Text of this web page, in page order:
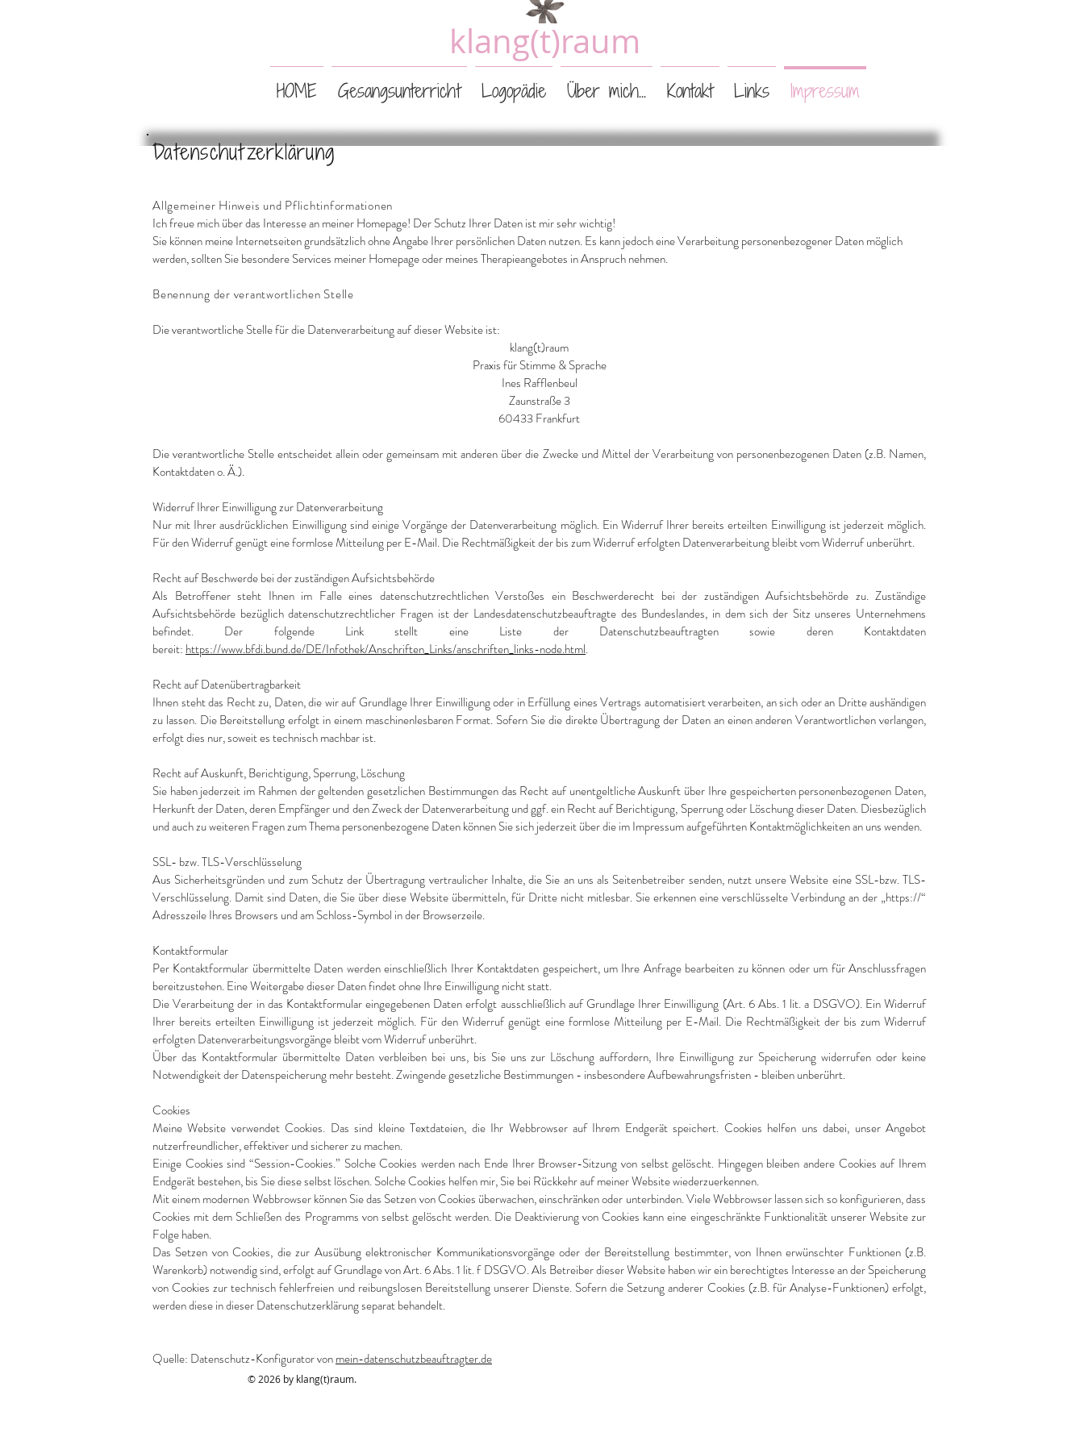
klang(t)raum
HOME Gesangsunterricht Logopädie Über mich... Kontakt Links Impressum
Datenschutzerklärung
Allgemeiner Hinweis und Pflichtinformationen
Ich freue mich über das Interesse an meiner Homepage! Der Schutz Ihrer Daten ist mir sehr wichtig!
Sie können meine Internetseiten grundsätzlich ohne Angabe Ihrer persönlichen Daten nutzen. Es kann jedoch eine Verarbeitung personenbezogener Daten möglich
werden, sollten Sie besondere Services meiner Homepage oder meines Therapieangebotes in Anspruch nehmen.
Benennung der verantwortlichen Stelle
Die verantwortliche Stelle für die Datenverarbeitung auf dieser Website ist:
klang(t)raum
Praxis für Stimme & Sprache
Ines Rafflenbeul
Zaunstraße 3
60433 Frankfurt
Die verantwortliche Stelle entscheidet allein oder gemeinsam mit anderen über die Zwecke und Mittel der Verarbeitung von personenbezogenen Daten (z.B. Namen,
Kontaktdaten o. Ä.).
Widerruf Ihrer Einwilligung zur Datenverarbeitung
Nur mit Ihrer ausdrücklichen Einwilligung sind einige Vorgänge der Datenverarbeitung möglich. Ein Widerruf Ihrer bereits erteilten Einwilligung ist jederzeit möglich.
Für den Widerruf genügt eine formlose Mitteilung per E-Mail. Die Rechtmäßigkeit der bis zum Widerruf erfolgten Datenverarbeitung bleibt vom Widerruf unberührt.
Recht auf Beschwerde bei der zuständigen Aufsichtsbehörde
Als Betroffener steht Ihnen im Falle eines datenschutzrechtlichen Verstoßes ein Beschwerderecht bei der zuständigen Aufsichtsbehörde zu. Zuständige
Aufsichtsbehörde bezüglich datenschutzrechtlicher Fragen ist der Landesdatenschutzbeauftragte des Bundeslandes, in dem sich der Sitz unseres Unternehmens
befindet. Der folgende Link stellt eine Liste der Datenschutzbeauftragten sowie deren Kontaktdaten
bereit: https://www.bfdi.bund.de/DE/Infothek/Anschriften_Links/anschriften_links-node.html.
Recht auf Datenübertragbarkeit
Ihnen steht das Recht zu, Daten, die wir auf Grundlage Ihrer Einwilligung oder in Erfüllung eines Vertrags automatisiert verarbeiten, an sich oder an Dritte aushändigen
zu lassen. Die Bereitstellung erfolgt in einem maschinenlesbaren Format. Sofern Sie die direkte Übertragung der Daten an einen anderen Verantwortlichen verlangen,
erfolgt dies nur, soweit es technisch machbar ist.
Recht auf Auskunft, Berichtigung, Sperrung, Löschung
Sie haben jederzeit im Rahmen der geltenden gesetzlichen Bestimmungen das Recht auf unentgeltliche Auskunft über Ihre gespeicherten personenbezogenen Daten,
Herkunft der Daten, deren Empfänger und den Zweck der Datenverarbeitung und ggf. ein Recht auf Berichtigung, Sperrung oder Löschung dieser Daten. Diesbezüglich
und auch zu weiteren Fragen zum Thema personenbezogene Daten können Sie sich jederzeit über die im Impressum aufgeführten Kontaktmöglichkeiten an uns wenden.
SSL- bzw. TLS-Verschlüsselung
Aus Sicherheitsgründen und zum Schutz der Übertragung vertraulicher Inhalte, die Sie an uns als Seitenbetreiber senden, nutzt unsere Website eine SSL-bzw. TLS-
Verschlüsselung. Damit sind Daten, die Sie über diese Website übermitteln, für Dritte nicht mitlesbar. Sie erkennen eine verschlüsselte Verbindung an der „https://“
Adresszeile Ihres Browsers und am Schloss-Symbol in der Browserzeile.
Kontaktformular
Per Kontaktformular übermittelte Daten werden einschließlich Ihrer Kontaktdaten gespeichert, um Ihre Anfrage bearbeiten zu können oder um für Anschlussfragen
bereitzustehen. Eine Weitergabe dieser Daten findet ohne Ihre Einwilligung nicht statt.
Die Verarbeitung der in das Kontaktformular eingegebenen Daten erfolgt ausschließlich auf Grundlage Ihrer Einwilligung (Art. 6 Abs. 1 lit. a DSGVO). Ein Widerruf
Ihrer bereits erteilten Einwilligung ist jederzeit möglich. Für den Widerruf genügt eine formlose Mitteilung per E-Mail. Die Rechtmäßigkeit der bis zum Widerruf
erfolgten Datenverarbeitungsvorgänge bleibt vom Widerruf unberührt.
Über das Kontaktformular übermittelte Daten verbleiben bei uns, bis Sie uns zur Löschung auffordern, Ihre Einwilligung zur Speicherung widerrufen oder keine
Notwendigkeit der Datenspeicherung mehr besteht. Zwingende gesetzliche Bestimmungen - insbesondere Aufbewahrungsfristen - bleiben unberührt.
Cookies
Meine Website verwendet Cookies. Das sind kleine Textdateien, die Ihr Webbrowser auf Ihrem Endgerät speichert. Cookies helfen uns dabei, unser Angebot
nutzerfreundlicher, effektiver und sicherer zu machen.
Einige Cookies sind “Session-Cookies.” Solche Cookies werden nach Ende Ihrer Browser-Sitzung von selbst gelöscht. Hingegen bleiben andere Cookies auf Ihrem
Endgerät bestehen, bis Sie diese selbst löschen. Solche Cookies helfen mir, Sie bei Rückkehr auf meiner Website wiederzuerkennen.
Mit einem modernen Webbrowser können Sie das Setzen von Cookies überwachen, einschränken oder unterbinden. Viele Webbrowser lassen sich so konfigurieren, dass
Cookies mit dem Schließen des Programms von selbst gelöscht werden. Die Deaktivierung von Cookies kann eine eingeschränkte Funktionalität unserer Website zur
Folge haben.
Das Setzen von Cookies, die zur Ausübung elektronischer Kommunikationsvorgänge oder der Bereitstellung bestimmter, von Ihnen erwünschter Funktionen (z.B.
Warenkorb) notwendig sind, erfolgt auf Grundlage von Art. 6 Abs. 1 lit. f DSGVO. Als Betreiber dieser Website haben wir ein berechtigtes Interesse an der Speicherung
von Cookies zur technisch fehlerfreien und reibungslosen Bereitstellung unserer Dienste. Sofern die Setzung anderer Cookies (z.B. für Analyse-Funktionen) erfolgt,
werden diese in dieser Datenschutzerklärung separat behandelt.
Quelle: Datenschutz-Konfigurator vonmein-datenschutzbeauftragter.de
© 2026 by klang(t)raum.